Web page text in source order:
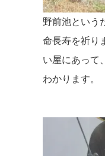
野前池という
命長寿を祈り
い屋にあって
わかります。